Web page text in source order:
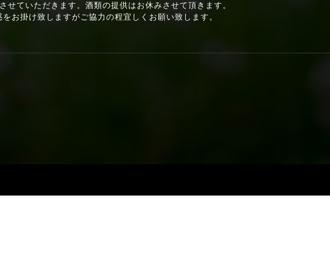
せていただきます。酒類の提供はお休みさせて頂きます。
お掛け致しますがご協力の程宜しくお願い致します。